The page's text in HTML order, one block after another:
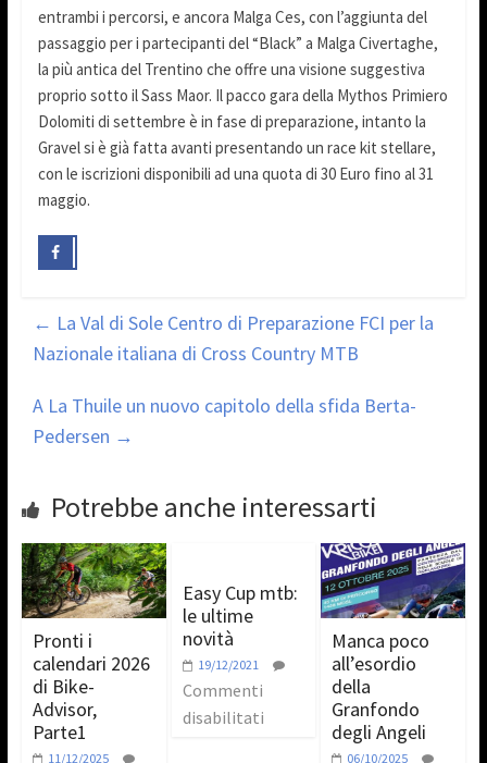
entrambi i percorsi, e ancora Malga Ces, con l’aggiunta del
passaggio per i partecipanti del “Black” a Malga Civertaghe,
la più antica del Trentino che offre una visione suggestiva
proprio sotto il Sass Maor. Il pacco gara della Mythos Primiero
Dolomiti di settembre è in fase di preparazione, intanto la
Gravel si è già fatta avanti presentando un race kit stellare,
con le iscrizioni disponibili ad una quota di 30 Euro fino al 31
maggio.
← La Val di Sole Centro di Preparazione FCI per la
Nazionale italiana di Cross Country MTB
A La Thuile un nuovo capitolo della sfida Berta-
Pedersen →
Potrebbe anche interessarti
Pronti i
calendari 2026
di Bike-
Advisor,
Parte1
11/12/2025
Easy Cup mtb:
le ultime
novità
19/12/2021
Commenti
disabilitati
Manca poco
all’esordio
della
Granfondo
degli Angeli
06/10/2025